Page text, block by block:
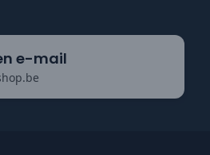
e-mail